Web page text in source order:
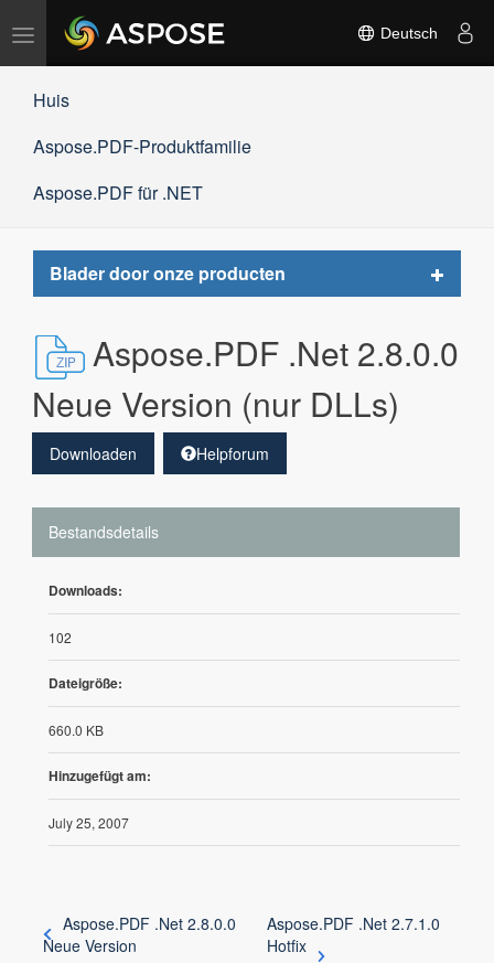
Navigation
umschalten
Deutsch
Huis
Aspose.PDF-Produktfamilie
Aspose.PDF für .NET
Blader door onze producten
Toggle
Aspose.PDF .Net 2.8.0.0
Neue Version (nur DLLs)
Downloaden Helpforum
Bestandsdetails
Downloads:
102
Dateigröße:
660.0 KB
Hinzugefügt am:
July 25, 2007
Aspose.PDF .Net 2.8.0.0
Neue Version
Aspose.PDF .Net 2.7.1.0
Hotfix